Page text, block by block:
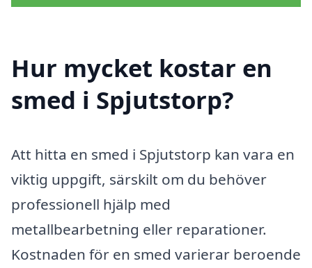
Hur mycket kostar en
smed i Spjutstorp?
Att hitta en smed i Spjutstorp kan vara en
viktig uppgift, särskilt om du behöver
professionell hjälp med
metallbearbetning eller reparationer.
Kostnaden för en smed varierar beroende